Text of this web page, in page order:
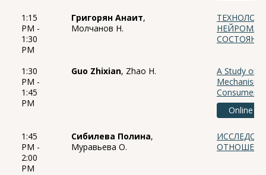
1:15
PM -
1:30
PM
Григорян Анаит,
Молчанов Н.
1:30
PM -
1:45
PM
Guo Zhixian, Zhao H.
A Study on
Mechanism
Consumer
Online
1:45
PM -
2:00
PM
Сибилева Полина,
Муравьева О.